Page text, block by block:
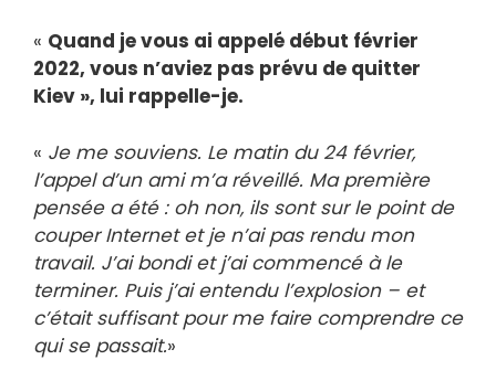
« Quand je vous ai appelé début février
2022, vous n’aviez pas prévu de quitter
Kiev », lui rappelle-je.
« Je me souviens. Le matin du 24 février,
l’appel d’un ami m’a réveillé. Ma première
pensée a été : oh non, ils sont sur le point de
couper Internet et je n’ai pas rendu mon
travail. J’ai bondi et j’ai commencé à le
terminer. Puis j’ai entendu l’explosion – et
c’était suffisant pour me faire comprendre ce
qui se passait.»